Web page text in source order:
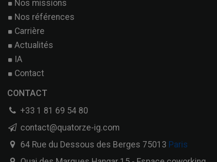
Nos missions
Nos références
Carrière
Actualités
IA
Contact
CONTACT
+33 1 81 69 54 80
contact@quatorze-ig.com
64 Rue du Dessous des Berges 75013 Paris